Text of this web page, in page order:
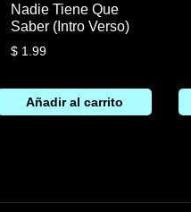
Nadie Tiene Que
Saber (Intro Verso)
$ 1.99
Añadir al carrito